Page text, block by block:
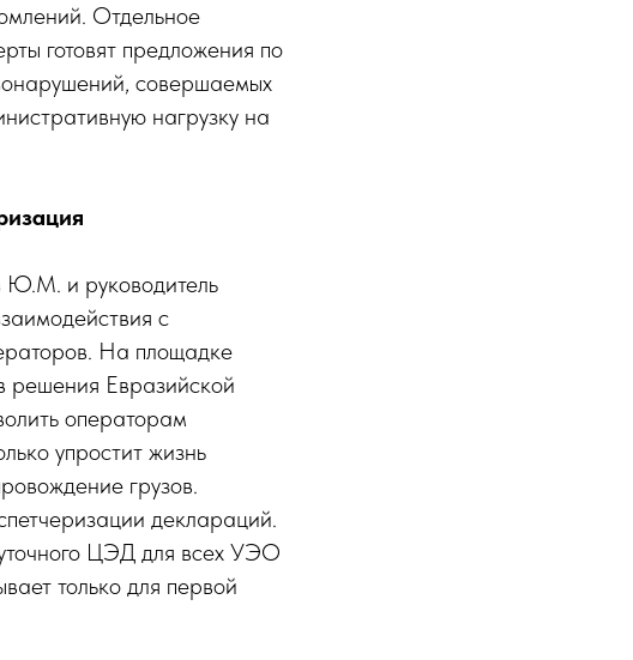
Отдельное
готовят предложения по
совершаемых
нагрузку на
Ю.М. и руководитель
с
На площадке
решения Евразийской
операторам
упростит жизнь
грузов.
деклараций.
ЦЭД для всех УЭО
только для первой